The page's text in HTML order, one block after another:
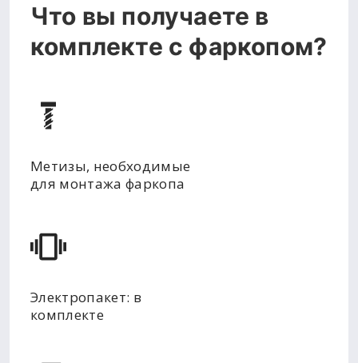
Что вы получаете в
комплекте с фаркопом?
Метизы, необходимые
для монтажа фаркопа
Электропакет: в
комплекте